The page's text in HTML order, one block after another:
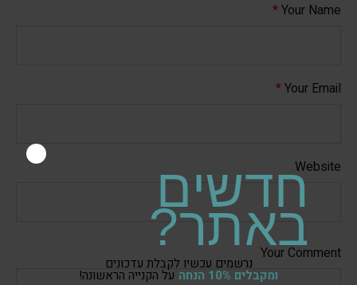
Your Name
*
Your Email
*
Website
Your Comment
חדשים
באתר?
נרשמים עכשיו לקבלת עדכונים
ומקבלים 10% הנחה על הקנייה הראשונה!